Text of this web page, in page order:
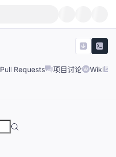
Pull Requests 项目讨论 Wiki